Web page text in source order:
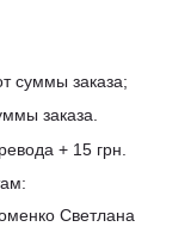
суммы заказа;
заказа.
+ 15 грн.
Светлана